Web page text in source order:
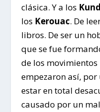
clásica. Y a los
los Kerouac. De
libros. De ser un
que se fue
de los
empezaron así,
estar en total
causado por un